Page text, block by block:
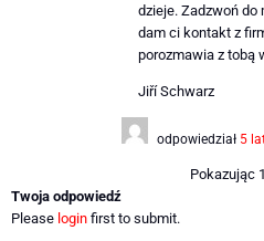
dzieje. Zadzwoń do
dam ci kontakt z
porozmawia z tobą
Jiří Schwarz
odpowiedział 5
Pokazując
Twoja odpowiedź
Please login first to submit.